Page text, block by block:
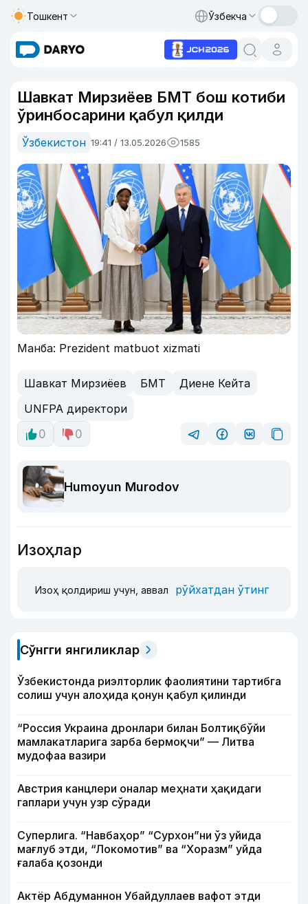
Тошкент Ўзбекча
Шавкат Мирзиёев БМТ бош котиби
ўринбосарини қабул қилди
Ўзбекистон 19:41 / 13.05.2026 1585
Манба: Prezident matbuot xizmati
Шавкат Мирзиёев БМТ
Диене Кейта
UNFPA директори
0
0
Humoyun Murodov
Изоҳлар
Изоҳ қолдириш учун, аввал рўйхатдан ўтинг
Сўнгги янгиликлар
Ўзбекистонда риэлторлик фаолиятини тартибга
солиш учун алоҳида қонун қабул қилинди
“Россия Украина дронлари билан Болтиқбўйи
мамлакатларига зарба бермоқчи” — Литва
мудофаа вазири
Австрия канцлери оналар меҳнати ҳақидаги
гаплари учун узр сўради
Суперлига. “Навбаҳор” “Сурхон”ни ўз уйида
мағлуб этди, “Локомотив” ва “Хоразм” уйда
ғалаба қозонди
Актёр Абду­маннон Убайдуллаев вафот этди